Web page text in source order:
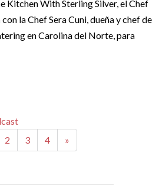
Kitchen With Sterling Silver, el Chef
la Chef Sera Cuni, dueña y chef de
en Carolina del Norte, para
2 3 4 »